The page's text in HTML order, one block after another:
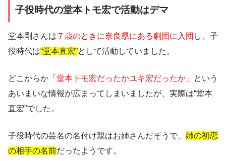
子役時代の堂本トモ宏で活動はデマ
堂本剛さんは ７歳のときに奈良県にある劇団に入団 し、子
役時代は“堂本直宏”として活動していました。
どこからか「 堂本トモ宏だったかユキ宏だったか 」という
あいまいな情報が広まってしまいましたが、実際は“堂本
直宏”でした。
子役時代の芸名の名付け親はお姉さんだそうで、 姉の初恋
の相手の名前だったようです。